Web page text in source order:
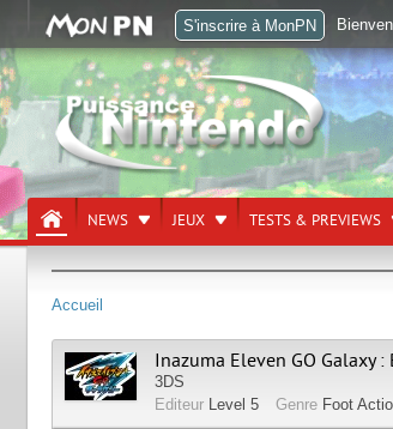
NEWS JEUX TESTS & PREVIEWS
Accueil
Inazuma Eleven GO Galaxy
3DS
Editeur Level 5 Genre Foot
S'inscrire à MonPN